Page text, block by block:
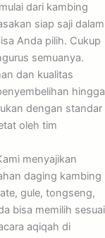
dari kambing
siap saji dalam
Anda pilih. Cukup
semuanya.
dan kualitas
hingga
dengan standar
oleh tim
menyajikan
daging kambing
gule, tongseng,
bisa memilih sesuai
aqiqah di